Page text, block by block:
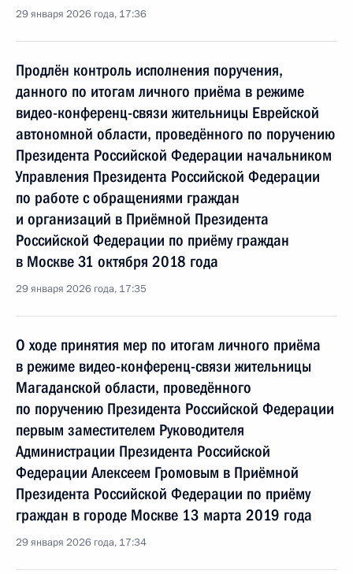
29 января 2026 года, 17:36
Продлён контроль исполнения поручения,
данного по итогам личного приёма в режиме
видео-конференц-связи жительницы Еврейской
автономной области, проведённого по поручению
Президента Российской Федерации начальником
Управления Президента Российской Федерации
по работе с обращениями граждан
и организаций в Приёмной Президента
Российской Федерации по приёму граждан
в Москве 31 октября 2018 года
29 января 2026 года, 17:35
О ходе принятия мер по итогам личного приёма
в режиме видео-конференц-связи жительницы
Магаданской области, проведённого
по поручению Президента Российской Федерации
первым заместителем Руководителя
Администрации Президента Российской
Федерации Алексеем Громовым в Приёмной
Президента Российской Федерации по приёму
граждан в городе Москве 13 марта 2019 года
29 января 2026 года, 17:34